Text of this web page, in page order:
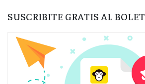
SUSCRIBITE GRATIS AL